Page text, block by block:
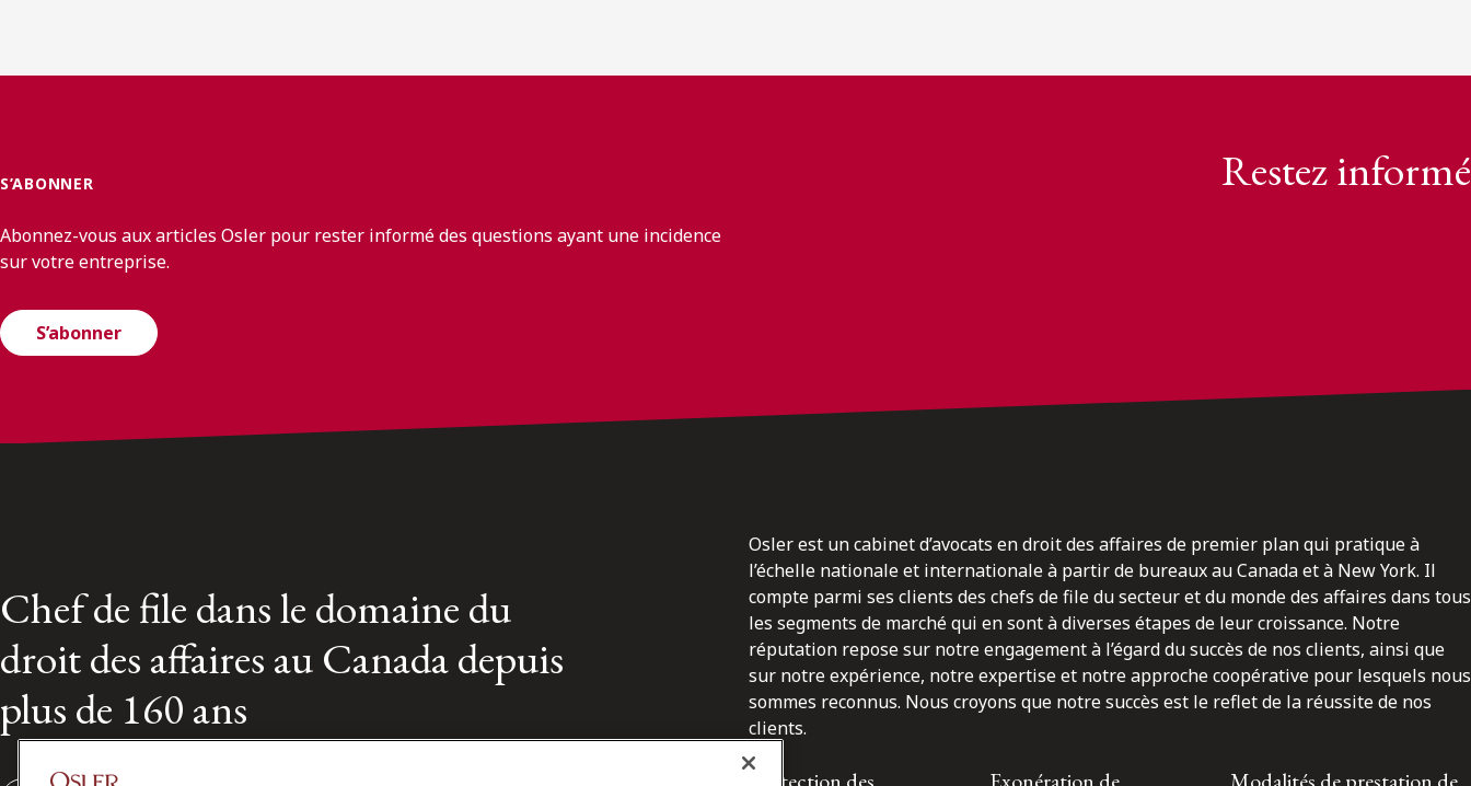
S’ABONNER Restez informé
Abonnez-vous aux articles Osler pour rester informé des questions ayant une incidence
sur votre entreprise.
S’abonner
Chef de file dans le domaine du
droit des affaires au Canada depuis
plus de 160 ans
Osler est un cabinet d’avocats en droit des affaires de premier plan qui pratique à
l’échelle nationale et internationale à partir de bureaux au Canada et à New York. Il
compte parmi ses clients des chefs de file du secteur et du monde des affaires dans tous
les segments de marché qui en sont à diverses étapes de leur croissance. Notre
réputation repose sur notre engagement à l’égard du succès de nos clients, ainsi que
sur notre expérience, notre expertise et notre approche coopérative pour lesquels nous
sommes reconnus. Nous croyons que notre succès est le reflet de la réussite de nos
clients.
Protection des Exonération de Modalités de prestation de